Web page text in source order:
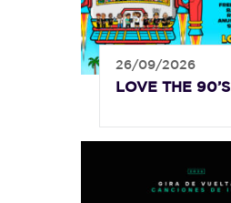
26/09/2026
LOVE THE 90’S